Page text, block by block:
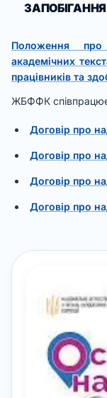
Положення про
академічних
працівників та
ЖБФФК
Договір про
Договір про
Договір про
Договір про